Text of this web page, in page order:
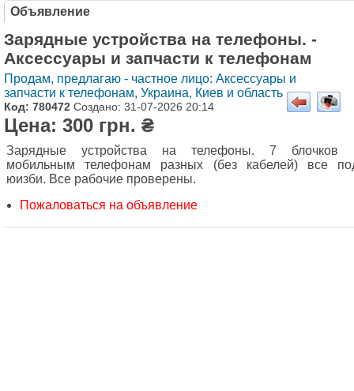
Объявление
Зарядные устройства на телефоны. -
Аксессуары и запчасти к телефонам
Продам, предлагаю - частное лицо: Аксессуары и
запчасти к телефонам, Украина, Киев и область
Код: 780472 Создано: 31-07-2026 20:14
Цена: 300 грн. ₴
Зарядные устройства на телефоны. 7 блочков
мобильным телефонам разных (без кабелей) все
юизби. Все рабочие проверены.
Пожаловаться на объявление